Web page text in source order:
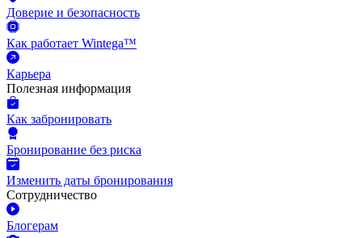
Доверие и безопасность
Как работает Wintega™
Карьера
Полезная информация
Как забронировать
Бронирование без риска
Изменить даты бронирования
Сотрудничество
Блогерам